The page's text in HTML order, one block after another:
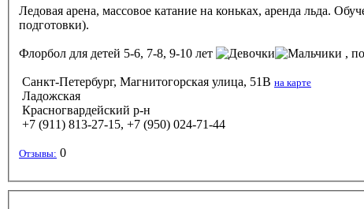
Ледовая арена, массовое катание на коньках, аренда льда.
подготовки).
Флорбол для детей 5-6, 7-8, 9-10 лет ,
Санкт-Петербург, Магнитогорская улица, 51В на карте
Ладожская
Красногвардейский р-н
+7 (911) 813-27-15, +7 (950) 024-71-44
Отзывы: 0